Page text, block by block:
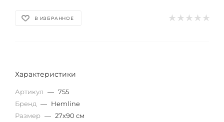
В ИЗБРАННОЕ
Характеристики
Артикул — 755
Бренд — Hemline
Размер — 27х90 см